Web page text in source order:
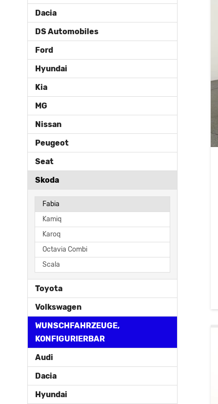
Dacia
DS Automobiles
Ford
Hyundai
Kia
MG
Nissan
Peugeot
Seat
Skoda
Fabia
Kamiq
Karoq
Octavia Combi
Scala
Toyota
Volkswagen
WUNSCHFAHRZEUGE,
KONFIGURIERBAR
Audi
Dacia
Hyundai